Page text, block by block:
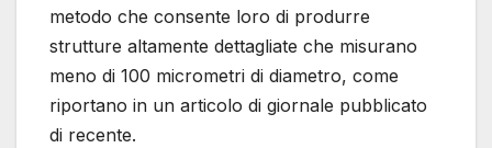
metodo che consente loro di produrre
strutture altamente dettagliate che misurano
meno di 100 micrometri di diametro, come
riportano in un articolo di giornale pubblicato
di recente.